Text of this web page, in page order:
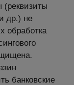
др.) не
обработка
банковские